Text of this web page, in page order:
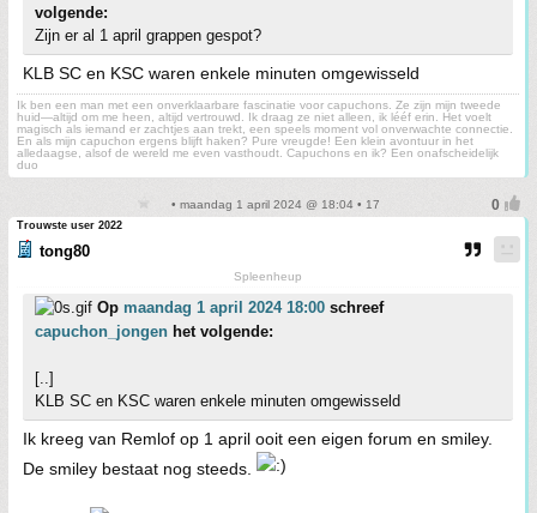
volgende:
Zijn er al 1 april grappen gespot?
KLB SC en KSC waren enkele minuten omgewisseld
Ik ben een man met een onverklaarbare fascinatie voor capuchons. Ze zijn mijn tweede
huid—altijd om me heen, altijd vertrouwd. Ik draag ze niet alleen, ik lééf erin. Het voelt
magisch als iemand er zachtjes aan trekt, een speels moment vol onverwachte connectie.
En als mijn capuchon ergens blijft haken? Pure vreugde! Een klein avontuur in het
alledaagse, alsof de wereld me even vasthoudt. Capuchons en ik? Een onafscheidelijk
duo
• maandag 1 april 2024 @ 18:04 • 17
Trouwste user 2022
tong80
Spleenheup
Op maandag 1 april 2024 18:00 schreef
capuchon_jongen het volgende:
[..]
KLB SC en KSC waren enkele minuten omgewisseld
Ik kreeg van Remlof op 1 april ooit een eigen forum en smiley.
De smiley bestaat nog steeds.